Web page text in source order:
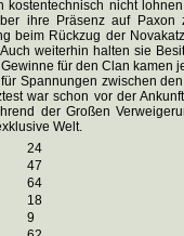
kostentechnisch nicht
ihre Präsenz auf Paxon
beim Rückzug der
weiterhin halten sie
für den Clan kamen
Spannungen zwischen
war schon vor der
der Großen
Welt.
24
47
64
18
9